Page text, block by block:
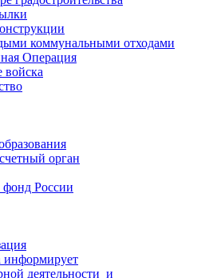
коммунальными отходами
Операция
войска
орган
России
информирует
деятельности и